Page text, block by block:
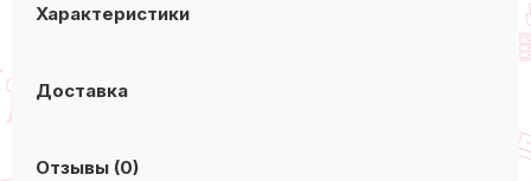
Характеристики
Доставка
Отзывы (0)